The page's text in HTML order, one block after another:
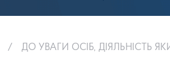
ДО УВАГИ ОСІБ, ДІЯЛЬНІСТЬ ЯКИХ ПОВ'ЯЗАНА З